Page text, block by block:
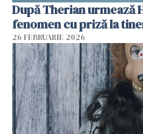
După Therian urmează
fenomen cu priză la
26 FEBRUARIE 2026